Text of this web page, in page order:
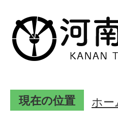
現在の位置 ホー